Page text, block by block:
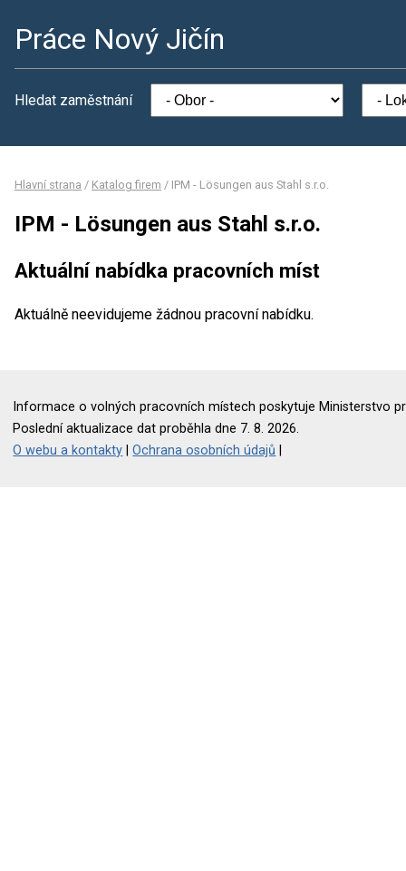
Práce Nový Jičín
Hledat zaměstnání
Hlavní strana / Katalog firem / IPM - Lösungen aus Stahl s.r.o.
IPM - Lösungen aus Stahl s.r.o.
Aktuální nabídka pracovních míst
Aktuálně neevidujeme žádnou pracovní nabídku.
Informace o volných pracovních místech poskytuje Ministerstvo
Poslední aktualizace dat proběhla dne 7. 8. 2026.
O webu a kontakty |Ochrana osobních údajů